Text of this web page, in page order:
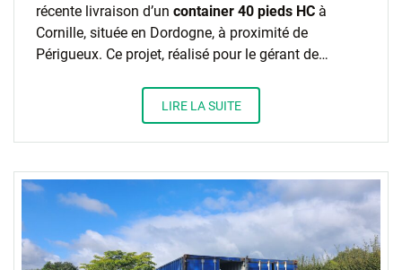
récente livraison d’un container 40 pieds HC à
Cornille, située en Dordogne, à proximité de
Périgueux. Ce projet, réalisé pour le gérant de…
LIRE LA SUITE